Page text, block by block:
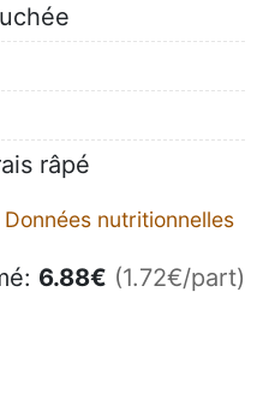
râpé
Données nutritionnelles
6.88€ (1.72€/part)